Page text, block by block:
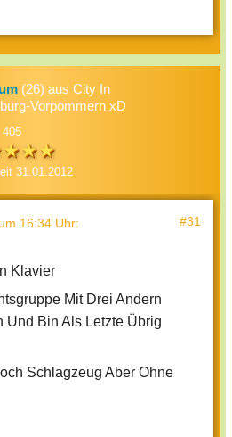
(26) aus City In
Vorpommern xD
31.01.2012
16:34 Uhr: #31
Klavier
Mit Drei Andern
Und Bin Als Letzte Übrig
Schlagzeug Aber Ohne